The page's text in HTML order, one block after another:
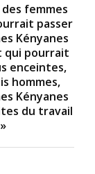
femmes
passer
Kényanes
qui pourrait
enceintes,
hommes,
Kényanes
du travail